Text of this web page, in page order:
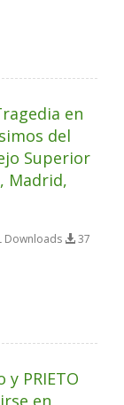
en
del
Superior
Madrid,
Downloads
37
y PRIETO
en